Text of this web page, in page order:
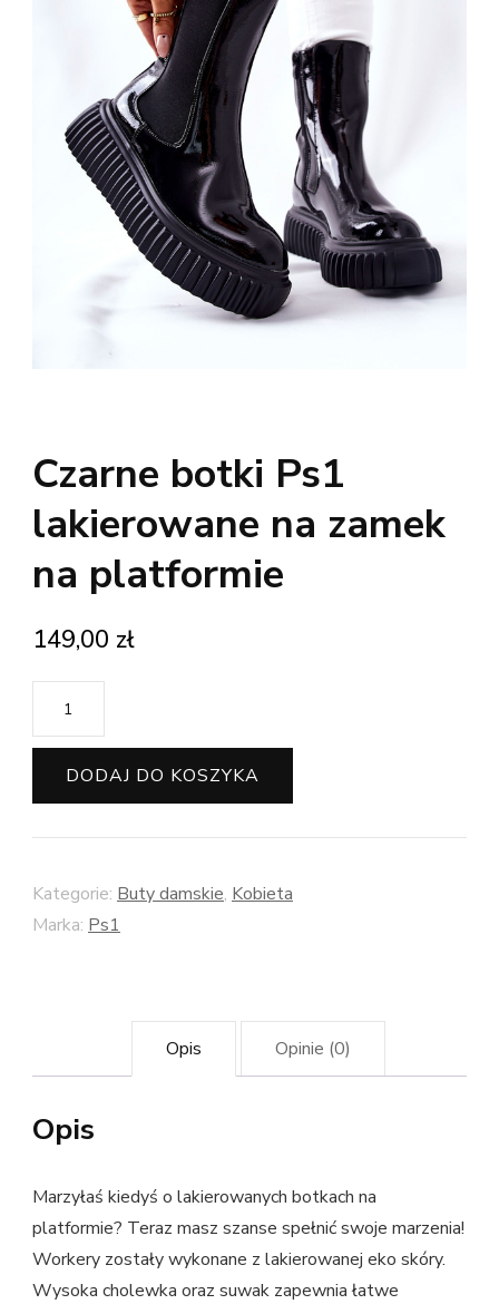
Czarne botki Ps1
lakierowane na zamek
na platformie
149,00 zł
ilość
Czarne
botki
Ps1
lakierowane
zamek
na
DODAJ DO KOSZYKA
Kategorie: Buty damskie, Kobieta
Marka: Ps1
Opis Opinie (0)
Opis
Marzyłaś kiedyś o lakierowanych botkach na
platformie? Teraz masz szanse spełnić swoje marzenia!
Workery zostały wykonane z lakierowanej eko skóry.
Wysoka cholewka oraz suwak zapewnia łatwe